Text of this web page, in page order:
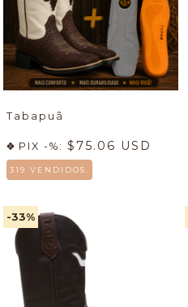
Tabapuã
PIX -%: $75.06 USD
319 VENDIDOS.
-33%